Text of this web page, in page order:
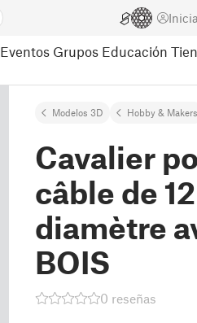
Eventos Grupos Educación
Modelos 3D Hobby & Makers
Cavalier
câble de
diamètre
BOIS
0 reseñas